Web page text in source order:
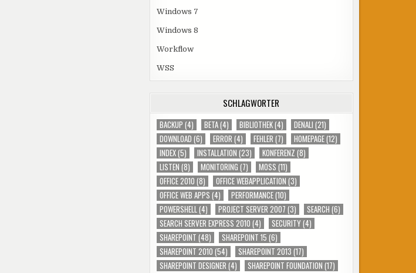
Windows 7
Windows 8
Workflow
WSS
SCHLAGWÖRTER
BACKUP (4) BETA(4) BIBLIOTHEK(4) DENALI (21)
DOWNLOAD (6) ERROR (4) FEHLER (7) HOMEPAGE(12)
INDEX(5) INSTALLATION (23) KONFERENZ (8)
LISTEN (8) MONITORING (7) MOSS (11)
OFFICE 2010 (8) OFFICE WEBAPPLICATION (3)
OFFICE WEB APPS (4) PERFORMANCE(10)
POWERSHELL(4) PROJECT SERVER 2007 (3) SEARCH (6)
SEARCH SERVER EXPRESS 2010 (4) SECURITY(4)
SHAREPOINT (48) SHAREPOINT 15 (6)
SHAREPOINT 2010 (54) SHAREPOINT 2013 (17)
SHAREPOINT DESIGNER (4) SHAREPOINT FOUNDATION (17)